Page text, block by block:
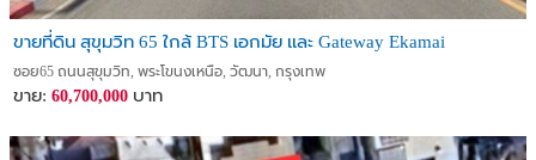
ขายที่ดิน สุขุมวิท 65 ใกล้ BTS เอกมัย เเละ Gateway Ekamai
ซอย65 ถนนสุขุมวิท, พระโขนงเหนือ, วัฒนา, กรุงเทพ
ขาย: 60,700,000 บาท